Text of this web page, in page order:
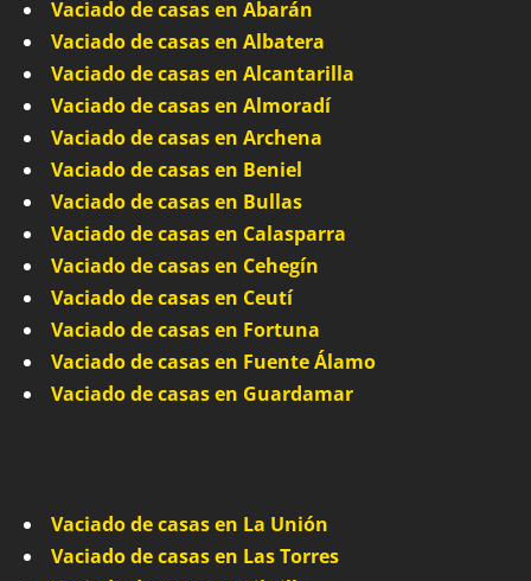
Vaciado de casas en Abarán
Vaciado de casas en Albatera
Vaciado de casas en Alcantarilla
Vaciado de casas en Almoradí
Vaciado de casas en Archena
Vaciado de casas en Beniel
Vaciado de casas en Bullas
Vaciado de casas en Calasparra
Vaciado de casas en Cehegín
Vaciado de casas en Ceutí
Vaciado de casas en Fortuna
Vaciado de casas en Fuente Álamo
Vaciado de casas en Guardamar
Vaciado de casas en La Unión
Vaciado de casas en Las Torres